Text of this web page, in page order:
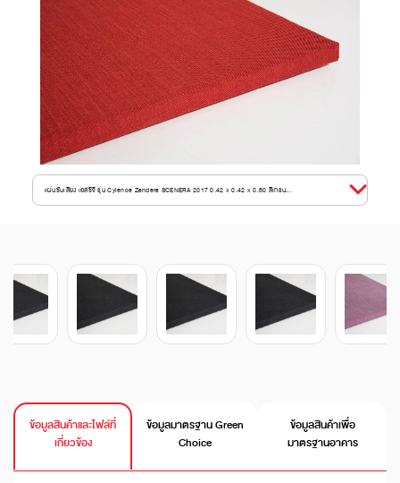
แผ่นซับเสียง เอสซีจี รุ่น Cylence Zandera SCENERA 2017 0.42 x 0.42 x 0.60 สีเกรน...
ข้อมูลสินค้าและไฟล์ที่
เกี่ยวข้อง
ข้อมูลมาตรฐาน Green
Choice
ข้อมูลสินค้าเพื่อ
มาตรฐานอาคาร